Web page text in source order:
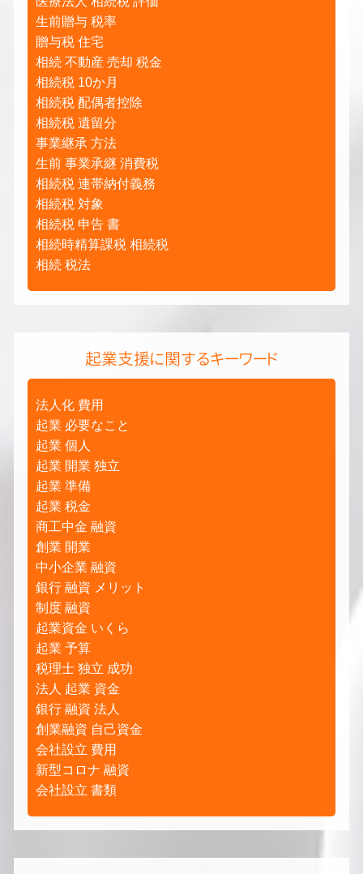
生前贈与 税率
贈与税 住宅
相続 不動産 売却 税金
相続税 10か月
相続税 配偶者控除
相続税 遺留分
事業継承 方法
生前 事業承継 消費税
相続税 連帯納付義務
相続税 対象
相続税 申告 書
相続時精算課税 相続税
相続 税法
起業支援に関するキーワード
法人化 費用
起業 必要なこと
起業 個人
起業 開業 独立
起業 準備
起業 税金
商工中金 融資
創業 開業
中小企業 融資
銀行 融資 メリット
制度 融資
起業資金 いくら
起業 予算
税理士 独立 成功
法人 起業 資金
銀行 融資 法人
創業融資 自己資金
会社設立 費用
新型コロナ 融資
会社設立 書類